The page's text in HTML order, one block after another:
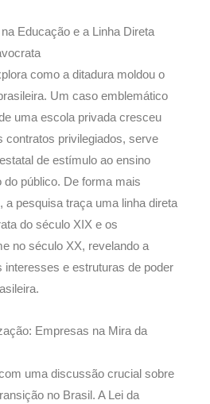
Educação e a Linha Direta
como a ditadura moldou o
Um caso emblemático
uma escola privada cresceu
contratos privilegiados, serve
de estímulo ao ensino
do público. De forma mais
a pesquisa traça uma linha direta
do século XIX e os
no século XX, revelando a
interesses e estruturas de poder
Empresas na Mira da
uma discussão crucial sobre
no Brasil. A Lei da